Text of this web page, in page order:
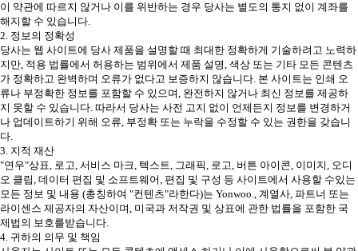
이 약관에 따르지 않거나 이를 위반하는 경우 당사는 별도의 통지 없이 계좌를
해지할 수 있습니다.
2. 정보의 정확성
당사는 웹 사이트에 당사 제품을 설명할 때 최대한 정확하게 기술하려고 노력하
지만, 적용 법률에서 허용하는 범위에서 제품 설명, 색상 또는 기타 모든 콘텐츠
가 정확하고 완벽하며 오류가 없다고 보증하지 않습니다. 본 사이트는 인쇄 오
류나 부정확한 정보를 포함할 수 있으며, 완전하지 않거나 최신 정보를 제공하
지 못할 수 있습니다. 따라서 당사는 사전 고지 없이 언제든지 정보를 변경하거
나 업데이트하기 위해 오류, 부정확 또는 누락을 수정할 수 있는 권한을 갖습니
다.
3. 지적 재산
"연우"상표, 로고, 서비스 마크, 텍스트, 그래픽, 로고, 버튼 아이콘, 이미지, 오디
오 클립, 데이터 편집 및 소프트웨어, 편집 및 구성 등 사이트에서 사용할 수있는
모든 정보 및 내용 (총칭하여 "컨텐츠"라한다)는 Yonwoo., 계열사, 파트너 또는
라이센스 제공자의 자산이며, 미국과 저작권 및 상표에 관한 법률을 포함한 국
제법의 보호를받습니다.
4. 귀하의 의무 및 책임